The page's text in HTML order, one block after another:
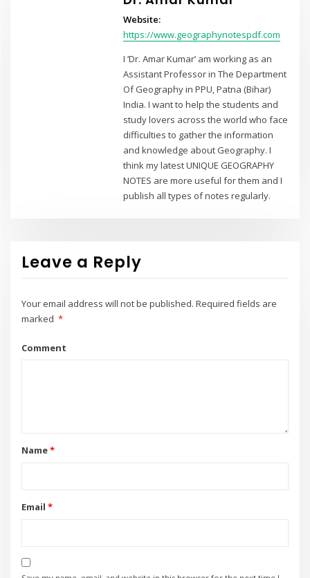
Website:
https://www.geographynotespdf.com
I ‘Dr. Amar Kumar’ am working as an
Assistant Professor in The Department
Of Geography in PPU, Patna (Bihar)
India. I want to help the students and
study lovers across the world who face
difficulties to gather the information
and knowledge about Geography. I
think my latest UNIQUE GEOGRAPHY
NOTES are more useful for them and I
publish all types of notes regularly.
Leave a Reply
Your email address will not be published. Required fields are
marked *
Comment
Name*
Email *